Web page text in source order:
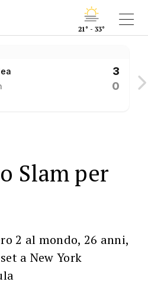
21° - 33°
3
0
Slam per
2 al mondo, 26 anni,
a New York